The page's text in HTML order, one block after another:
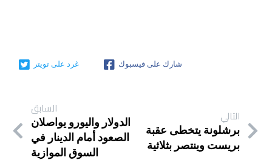
غرد على تويتر شارك على فيسبوك
السابق
الدولار واليورو يواصلان
الصعود أمام الدينار في
السوق الموازية
التالي
برشلونة يتخطى عقبة
بريست وينتصر بثلاثية